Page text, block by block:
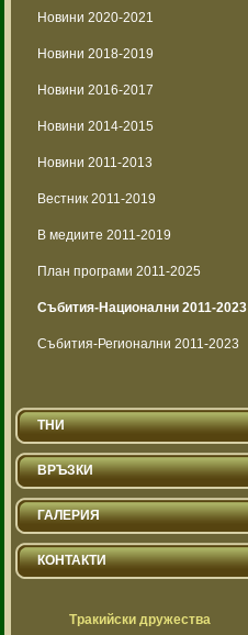
Новини 2020-2021
Новини 2018-2019
Новини 2016-2017
Новини 2014-2015
Новини 2011-2013
Вестник 2011-2019
В медиите 2011-2019
План програми 2011-2025
Събития-Национални 2011-2023
Събития-Регионални 2011-2023
ТНИ
ВРЪЗКИ
ГАЛЕРИЯ
КОНТАКТИ
Тракийски дружества